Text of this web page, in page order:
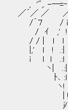
/
:.:`､
ケ＝ｫ
| !.;;ﾞ
| l/
ﾄ､ :l l
:.
ｌ
l .:i